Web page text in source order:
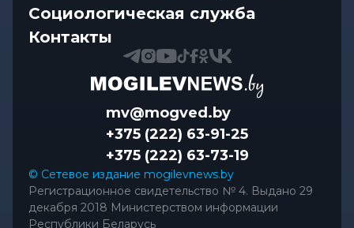
Социологическая служба
Контакты
mv@mogved.by
+375 (222) 63-91-25
+375 (222) 63-73-19
© Сетевое издание mogilevnews.by
Регистрационное свидетельство № 4. Выдано 29
декабря 2018 Министерством информации
Республики Беларусь